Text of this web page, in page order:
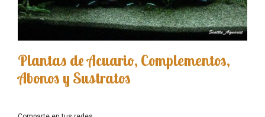
Plantas de Acuario, Complementos,
Abonos y Sustratos